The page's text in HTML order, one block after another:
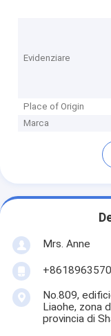
Evidenziare
Place of Origin
Marca
Mrs. Anne
No.809,
Liaohe, zona
provincia di